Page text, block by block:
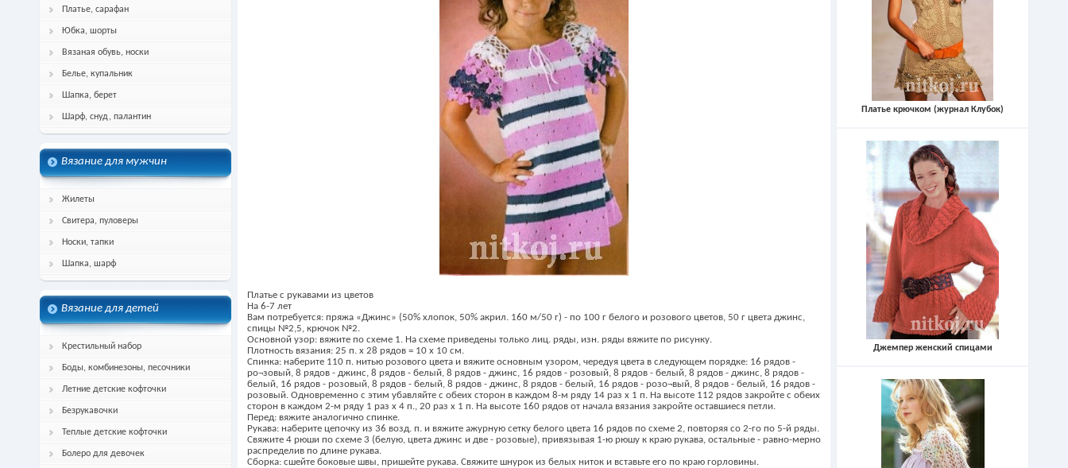
Платье, сарафан
Юбка, шорты
Вязаная обувь, носки
Белье, купальник
Шапка, берет
Шарф, снуд, палантин
Вязание для мужчин
Жилеты
Свитера, пуловеры
Носки, тапки
Шапка, шарф
Вязание для детей
Крестильный набор
Боды, комбинезоны, песочники
Летние детские кофточки
Безрукавочки
Теплые детские кофточки
Болеро для девочек
Платье крючком (журнал Клубок)
Джемпер женский спицами
Платье с рукавами из цветов
На 6-7 лет
Вам потребуется: пряжа «Джинс» (50% хлопок, 50% акрил. 160 м/50 г) - по 100 г белого и розового цветов, 50 г цвета джинс,
спицы №2,5, крючок №2.
Основной узор: вяжите по схеме 1. На схеме приведены только лиц. ряды, изн. ряды вяжите по рисунку.
Плотность вязания: 25 п. х 28 рядов = 10 х 10 см.
Спинка: наберите 110 п. нитью розового цвета и вяжите основным узором, чередуя цвета в следующем порядке: 16 рядов -
ро¬зовый, 8 рядов - джинс, 8 рядов - белый, 8 рядов - джинс, 16 рядов - розовый, 8 рядов - белый, 8 рядов - джинс, 8 рядов -
белый, 16 рядов - розовый, 8 рядов - белый, 8 рядов - джинс, 8 рядов - белый, 16 рядов - розо¬вый, 8 рядов - белый, 16 рядов -
розовый. Одновременно с этим убавляйте с обеих сторон в каждом 8-м ряду 14 раз х 1 п. На высоте 112 рядов закройте с обеих
сторон в каждом 2-м ряду 1 раз х 4 п., 20 раз х 1 п. На высоте 160 рядов от начала вязания закройте оставшиеся петли.
Перед: вяжите аналогично спинке.
Рукава: наберите цепочку из 36 возд. п. и вяжите ажурную сетку белого цвета 16 рядов по схеме 2, повторяя со 2-го по 5-й ряды.
Свяжите 4 рюши по схеме 3 (белую, цвета джинс и две - розовые), привязывая 1-ю рюшу к краю рукава, остальные - равно-мерно
распределив по длине рукава.
Сборка: сшейте боковые швы, пришейте рукава. Свяжите шнурок из белых ниток и вставьте его по краю горловины.